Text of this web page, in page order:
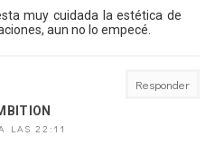
muy cuidada la estética de
aun no lo empecé.
Responder
LAS 22:11